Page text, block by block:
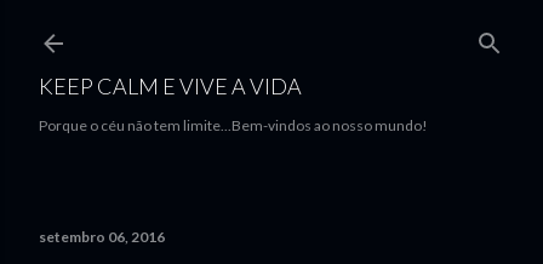
KEEP CALM E VIVE A VIDA
Porque o céu não tem limite...Bem-vindos ao nosso mundo!
setembro 06, 2016